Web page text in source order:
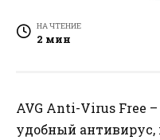
НА ЧТЕНИЕ
2 мин
AVG Anti-Virus Free
удобный